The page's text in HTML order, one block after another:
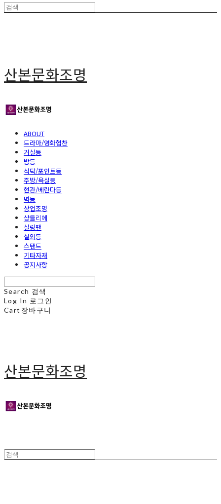
산본문화조명
ABOUT
드라마/영화협찬
거실등
방등
식탁/포인트등
주방/욕실등
현관/베란다등
벽등
상업조명
샹들리에
실링팬
실외등
스탠드
기타자재
공지사항
Search 검색
Log In 로그인
Cart 장바구니
산본문화조명